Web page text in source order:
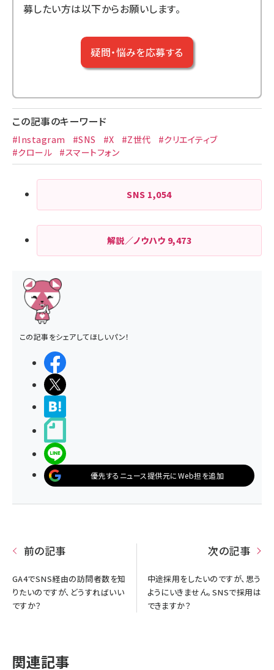
募したい方は以下からお願いします。
疑問・悩みを応募する
この記事のキーワード
#Instagram #SNS #X #Z世代
#クリエイティブ
#クロール
#スマートフォン
SNS 1,054
解説／ノウハウ 9,473
この記事をシェアしてほしいパン！
優先するニュース提供元にWeb担を追加
前の記事
GA4でSNS経由の訪問者数を知
りたいのですが、どうすればいい
ですか？
次の記事
中途採用をしたいのですが、思う
ようにいきません。SNSで採用は
できますか？
関連記事